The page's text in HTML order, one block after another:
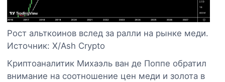
Рост альткоинов вслед за ралли на рынке меди.
Источник: X/Ash Crypto
Криптоаналитик Михаэль ван де Поппе обратил
внимание на соотношение цен меди и золота в